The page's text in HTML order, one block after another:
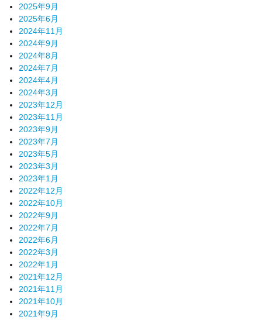
2025年9月
2025年6月
2024年11月
2024年9月
2024年8月
2024年7月
2024年4月
2024年3月
2023年12月
2023年11月
2023年9月
2023年7月
2023年5月
2023年3月
2023年1月
2022年12月
2022年10月
2022年9月
2022年7月
2022年6月
2022年3月
2022年1月
2021年12月
2021年11月
2021年10月
2021年9月